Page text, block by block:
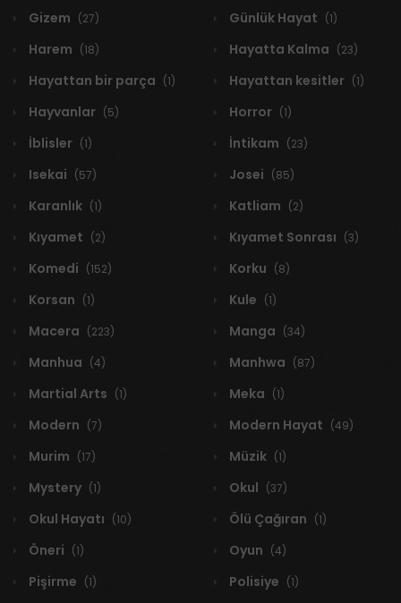
Gizem (27) Günlük Hayat (1)
Harem (18) Hayatta Kalma (23)
Hayattan bir parça (1) Hayattan kesitler (1)
Hayvanlar (5) Horror (1)
İblisler (1) İntikam (23)
Isekai (57) Josei (85)
Karanlık (1) Katliam (2)
Kıyamet (2) Kıyamet Sonrası (3)
Komedi (152) Korku (8)
Korsan (1) Kule (1)
Macera (223) Manga (34)
Manhua (4) Manhwa (87)
Martial Arts (1) Meka (1)
Modern (7) Modern Hayat (49)
Murim (17) Müzik (1)
Mystery (1) Okul (37)
Okul Hayatı (10) Ölü Çağıran (1)
Öneri (1) Oyun (4)
Pişirme (1) Polisiye (1)